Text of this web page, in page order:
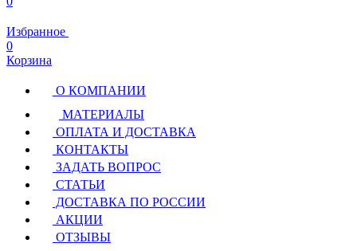
Избранное
0
Корзина
О КОМПАНИИ
МАТЕРИАЛЫ
ОПЛАТА И ДОСТАВКА
КОНТАКТЫ
ЗАДАТЬ ВОПРОС
СТАТЬИ
ДОСТАВКА ПО РОССИИ
АКЦИИ
ОТЗЫВЫ